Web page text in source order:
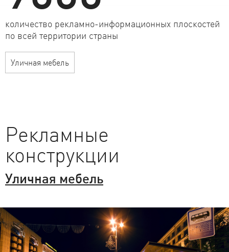
количество рекламно-информационных плоскостей
по всей территории страны
Уличная мебель
Рекламные
конструкции
Уличная мебель